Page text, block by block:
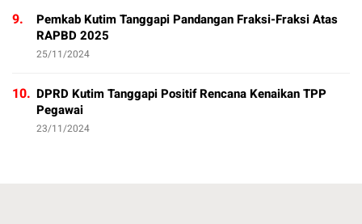
9.
Pemkab Kutim Tanggapi Pandangan Fraksi-Fraksi Atas
RAPBD 2025
25/11/2024
10. DPRD Kutim Tanggapi Positif Rencana Kenaikan TPP
Pegawai
23/11/2024